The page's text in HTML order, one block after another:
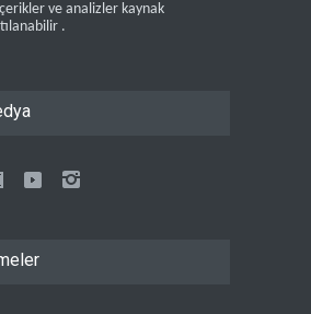
ve analizler kaynak
.